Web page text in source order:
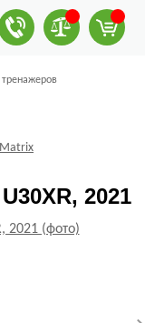
Matrix
2021